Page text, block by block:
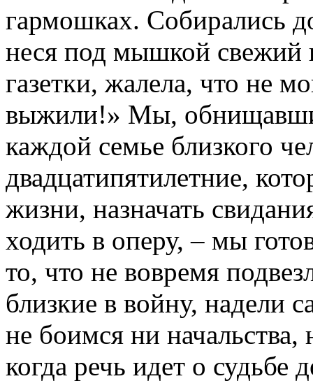
гармошках. Собирались
неся под мышкой свежий
газетки, жалела, что не
выжили!» Мы,
каждой семье близкого
двадцатипятилетние,
жизни, назначать
ходить в оперу, – мы
то, что не вовремя
близкие в войну, надели
не боимся ни
когда речь идет о